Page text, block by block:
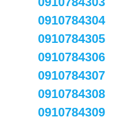
0910784304
0910784305
0910784306
0910784307
0910784308
0910784309